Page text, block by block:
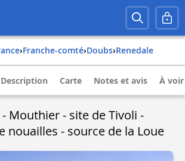
› franche-comté› doubs› renedale
Description Carte Notes et avis À
- Mouthier - site de Tivoli -
nouailles - source de la Loue